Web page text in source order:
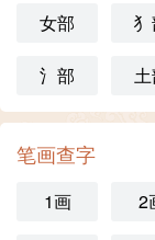
女部
氵部
笔画查字
1画 2